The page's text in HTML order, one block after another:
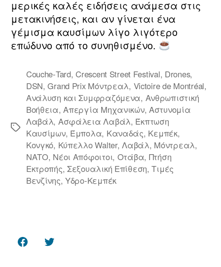
μερικές καλές ειδήσεις ανάμεσα στις
μετακινήσεις, και αν γίνεται ένα
γέμισμα καυσίμων λίγο λιγότερο
επώδυνο από το συνηθισμένο.
Ετικέτες
Couche‑Tard,Crescent Street Festival, Drones,
DSN,Grand Prix Μόντρεαλ, Victoire de Montréal,
Ανάλυση και Συμφραζόμενα, Ανθρωπιστική
Βοήθεια,Απεργία Μηχανικών,Αστυνομία
Λαβάλ, Ασφάλεια Λαβάλ, Έκπτωση
Καυσίμων, Έμπολα, Καναδάς, Κεμπέκ,
Κονγκό, Κύπελλο Walter,Λαβάλ, Μόντρεαλ,
ΝΑΤΟ, Νέοι Απόφοιτοι, Οτάβα, Πτήση
Εκτροπής,Σεξουαλική Επίθεση,Τιμές
Βενζίνης,Υδρο‑Κεμπέκ
FacebookTwitter